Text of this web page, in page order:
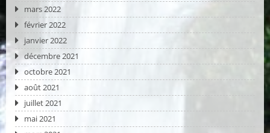
mars 2022
février 2022
janvier 2022
décembre 2021
octobre 2021
août 2021
juillet 2021
mai 2021